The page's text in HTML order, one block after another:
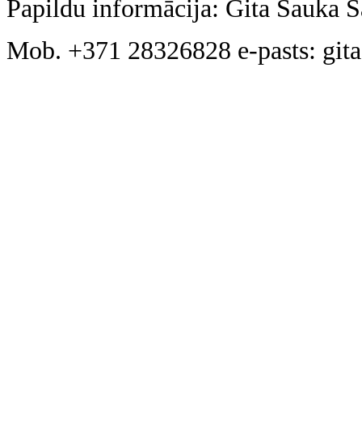
Papildu informācija: Gita Sauka
Mob. +371 28326828 e-pasts: